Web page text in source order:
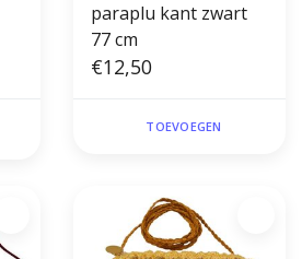
paraplu kant zwart
77 cm
€12,50
TOEVOEGEN